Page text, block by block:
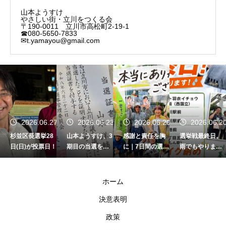
山本ようすけ
やさしい街・立川をつくる会
〒190-0011 立川市高松町2-19-1
☎080-5650-7833
✉t.yamayou@gmail.com
2026.06.27
杉並区長選挙28
日(日)が投票日！
2026.06.23
山本ようすけ、3
期目の当選を果
たしました
2026.06.20
感謝と責任を胸
に｜7日間の選挙
戦を終えて
選挙戦最終日。
雨でもやりま
す。
ホーム
決意表明
政策